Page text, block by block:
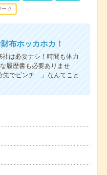
ーク
布ホッカホカ！
は必要ナシ！時間も体力
履歴書も必要ありませ
先でピンチ…」なんてこと